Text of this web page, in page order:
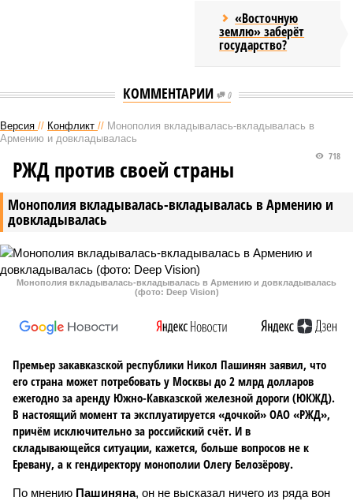
«Восточную
землю» заберёт
государство?
КОММЕНТАРИИ 0
Версия // Конфликт // Монополия вкладывалась-вкладывалась в
Армению и довкладывалась
Монополия вкладывалась-вкладывалась в Армению и
довкладывалась
718
РЖД против своей страны
Монополия вкладывалась-вкладывалась в Армению и довкладывалась
(фото: Deep Vision)
Премьер закавказской республики Никол Пашинян заявил, что
его страна может потребовать у Москвы до 2 млрд долларов
ежегодно за аренду Южно-Кавказской железной дороги (ЮКЖД).
В настоящий момент та эксплуатируется «дочкой» ОАО «РЖД»,
причём исключительно за российский счёт. И в
складывающейся ситуации, кажется, больше вопросов не к
Еревану, а к гендиректору монополии Олегу Белозёрову.
По мнению Пашиняна, он не высказал ничего из ряда вон